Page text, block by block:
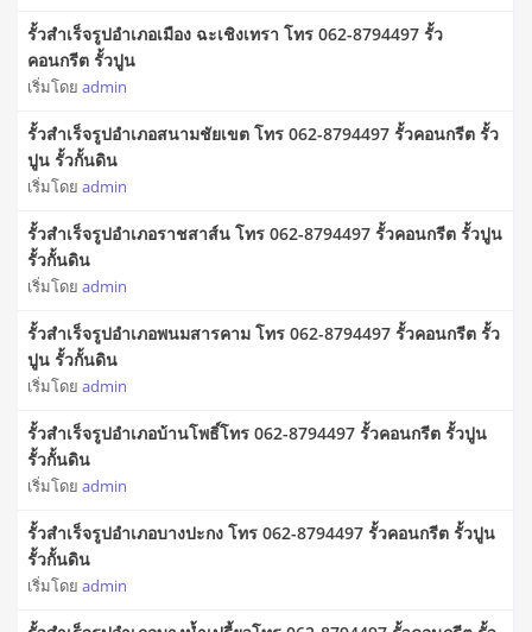
รั้วสําเร็จรูปอำเภอเมือง ฉะเชิงเทรา โทร 062-8794497 รั้ว
คอนกรีต รั้วปูน
เริ่มโดย admin
รั้วสําเร็จรูปอำเภอสนามชัยเขต โทร 062-8794497 รั้วคอนกรีต รั้ว
ปูน รั้วกั้นดิน
เริ่มโดย admin
รั้วสําเร็จรูปอำเภอราชสาส์น โทร 062-8794497 รั้วคอนกรีต รั้วปูน
รั้วกั้นดิน
เริ่มโดย admin
รั้วสําเร็จรูปอำเภอพนมสารคาม โทร 062-8794497 รั้วคอนกรีต รั้ว
ปูน รั้วกั้นดิน
เริ่มโดย admin
รั้วสําเร็จรูปอำเภอบ้านโพธิ์โทร 062-8794497 รั้วคอนกรีต รั้วปูน
รั้วกั้นดิน
เริ่มโดย admin
รั้วสําเร็จรูปอำเภอบางปะกง โทร 062-8794497 รั้วคอนกรีต รั้วปูน
รั้วกั้นดิน
เริ่มโดย admin